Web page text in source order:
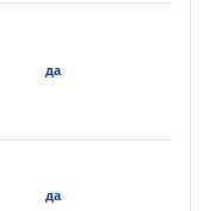
да
да